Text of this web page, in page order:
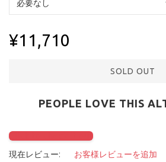
¥11,710
SOLD OUT
PEOPLE LOVE THIS
Click to check it out
現在レビュー:
お客様レビューを追加